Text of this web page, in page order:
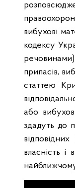
вибухові
кодексу
речовинами)
припасів,
статтею
або
здадуть до
власність і
найближчому